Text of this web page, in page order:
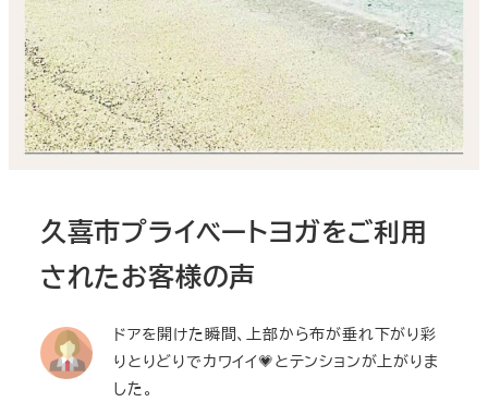
久喜市プライベートヨガをご利用
されたお客様の声
ドアを開けた瞬間、上部から布が垂れ下がり彩
りとりどりでカワイイ💗とテンションが上がりま
した。